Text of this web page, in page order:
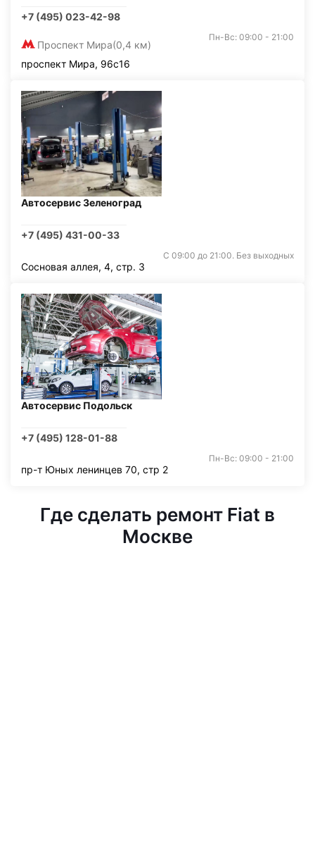
+7 (495) 023-42-98
Проспект Мира(0,4 км)
Пн-Вс: 09:00 - 21:00
проспект Мира, 96с16
Автосервис Зеленоград
+7 (495) 431-00-33
С 09:00 до 21:00. Без выходных
Сосновая аллея, 4, стр. 3
Автосервис Подольск
+7 (495) 128-01-88
Пн-Вс: 09:00 - 21:00
пр-т Юных ленинцев 70, стр 2
Где сделать ремонт Fiat в
Москве